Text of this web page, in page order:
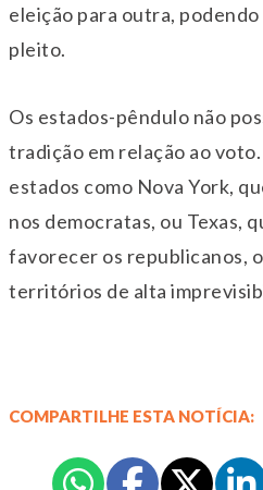
eleição para outra,
pleito.
Os estados-pêndulo não
tradição em relação ao
estados como Nova York,
nos democratas, ou Texas,
favorecer os republicanos,
territórios de alta
COMPARTILHE ESTA NOTÍCIA: